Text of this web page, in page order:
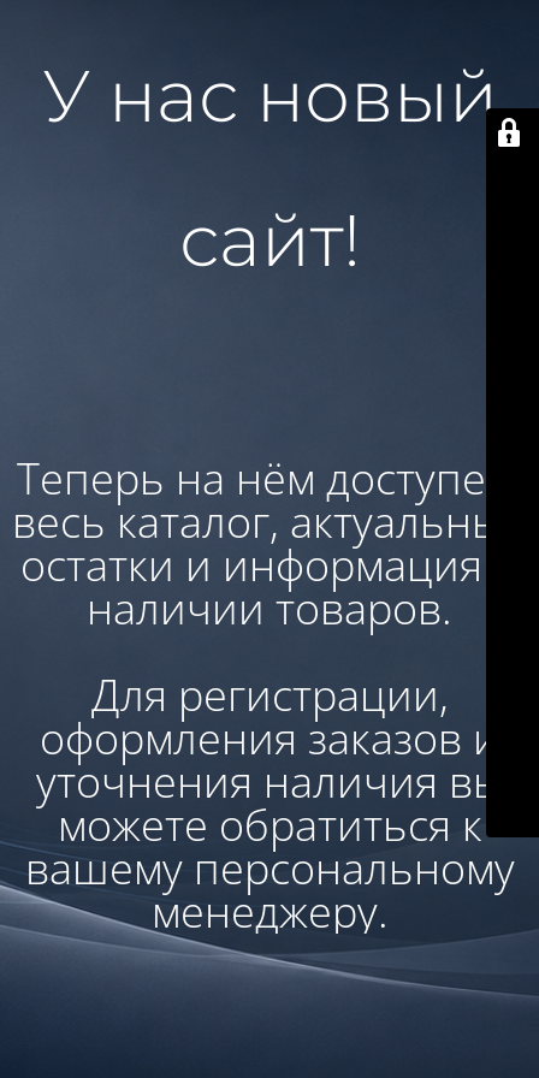
У нас новый
сайт!
Теперь на нём доступен:
весь каталог, актуальные
остатки и информация о
наличии товаров.
Для регистрации,
оформления заказов и
уточнения наличия вы
можете обратиться к
вашему персональному
менеджеру.